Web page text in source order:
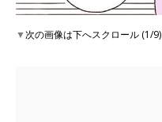
▼次の画像は下へスクロール (1/9)